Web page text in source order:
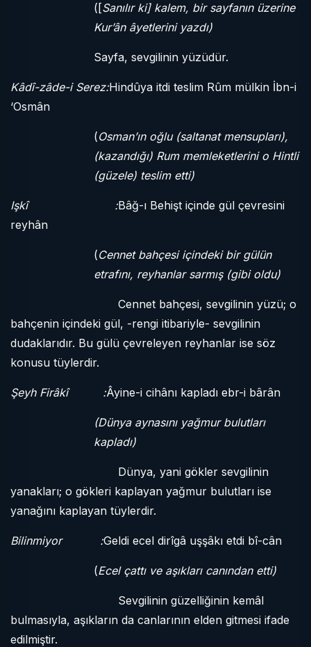
([Sanılır ki] kalem, bir sayfanın üzerine
Kur’ân âyetlerini yazdı)
Sayfa, sevgilinin yüzüdür.
Kâdî-zâde-i Serez:Hindûya itdi teslim Rûm mülkin İbn-i
‘Osmân
(Osman’ın oğlu (saltanat mensupları),
(kazandığı) Rum memleketlerini o Hintli
(güzele) teslim etti)
Işkî :Bâğ-ı Behişt içinde gül çevresini
reyhân
(Cennet bahçesi içindeki bir gülün
etrafını, reyhanlar sarmış (gibi oldu)
Cennet bahçesi, sevgilinin yüzü; o
bahçenin içindeki gül, -rengi itibariyle- sevgilinin
dudaklarıdır. Bu gülü çevreleyen reyhanlar ise söz
konusu tüylerdir.
Şeyh Firâkî :Âyine-i cihânı kapladı ebr-i bârân
(Dünya aynasını yağmur bulutları
kapladı)
Dünya, yani gökler sevgilinin
yanakları; o gökleri kaplayan yağmur bulutları ise
yanağını kaplayan tüylerdir.
Bilinmiyor :Geldi ecel dirîgâ uşşâkı etdi bî-cân
(Ecel çattı ve aşıkları canından etti)
Sevgilinin güzelliğinin kemâl
bulmasıyla, aşıkların da canlarının elden gitmesi ifade
edilmiştir.